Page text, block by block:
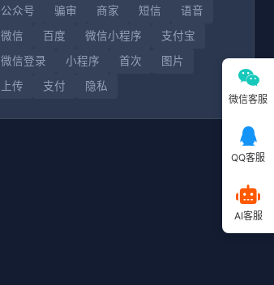
公众号
骗审 商家 短信
语音
微信
百度 微信小程序
支付宝
微信登录
小程序 首次
图片
上传
支付 隐私
微信客服
QQ客服
AI客服